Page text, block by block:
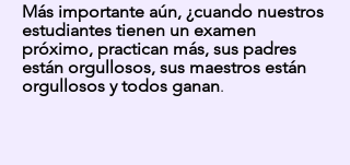
Más importante aún, ¿cuando nuestros
estudiantes tienen un examen
próximo, practican más, sus padres
están orgullosos, sus maestros están
orgullosos y todos ganan.